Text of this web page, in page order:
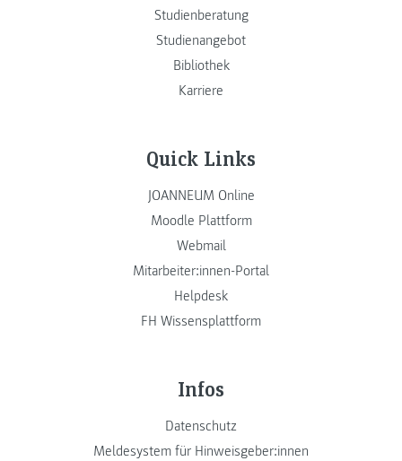
Studienberatung
Studienangebot
Bibliothek
Karriere
Quick Links
JOANNEUM Online
Moodle Plattform
Webmail
Mitarbeiter:innen-Portal
Helpdesk
FH Wissensplattform
Infos
Datenschutz
Meldesystem für Hinweisgeber:innen